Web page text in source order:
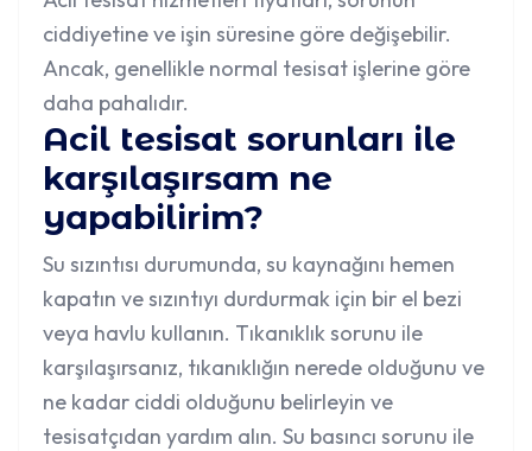
ciddiyetine ve işin süresine göre değişebilir.
Ancak, genellikle normal tesisat işlerine göre
daha pahalıdır.
Acil tesisat sorunları ile
karşılaşırsam ne
yapabilirim?
Su sızıntısı durumunda, su kaynağını hemen
kapatın ve sızıntıyı durdurmak için bir el bezi
veya havlu kullanın. Tıkanıklık sorunu ile
karşılaşırsanız, tıkanıklığın nerede olduğunu ve
ne kadar ciddi olduğunu belirleyin ve
tesisatçıdan yardım alın. Su basıncı sorunu ile